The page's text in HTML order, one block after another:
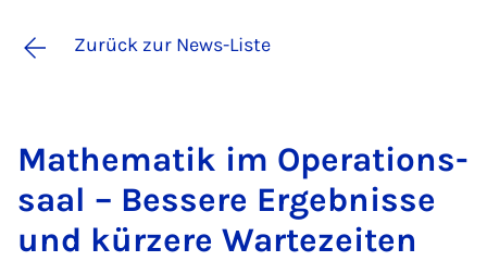
Zurück zur News-Liste
Ma­the­ma­tik im Ope­ra­ti­ons­
saal – Bes­se­re Er­geb­nis­se
und kür­ze­re War­te­zei­ten